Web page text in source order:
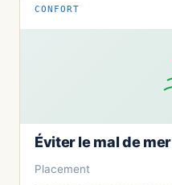
CONFORT
Éviter le mal de mer
Placement